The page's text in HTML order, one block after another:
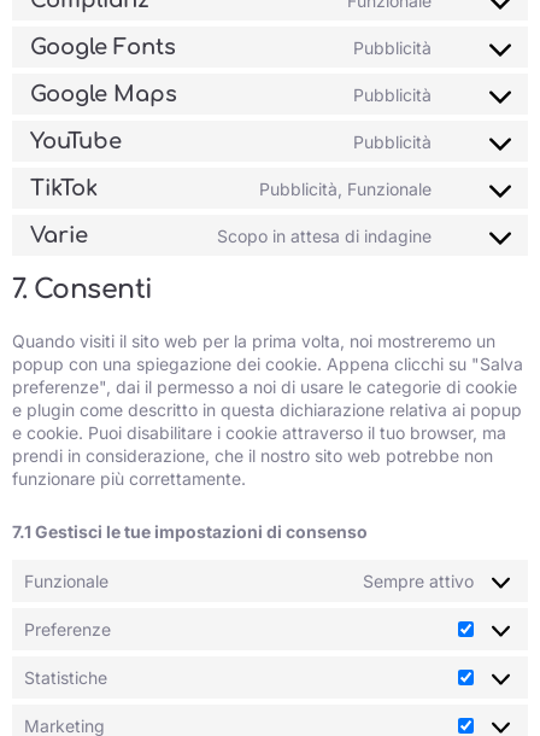
Google Fonts Pubblicità
Google Maps Pubblicità
YouTube Pubblicità
TikTok Pubblicità, Funzionale
Varie Scopo in attesa di indagine
7. Consenti
Quando visiti il sito web per la prima volta, noi mostreremo un
popup con una spiegazione dei cookie. Appena clicchi su "Salva
preferenze", dai il permesso a noi di usare le categorie di cookie
e plugin come descritto in questa dichiarazione relativa ai popup
e cookie. Puoi disabilitare i cookie attraverso il tuo browser, ma
prendi in considerazione, che il nostro sito web potrebbe non
funzionare più correttamente.
7.1 Gestisci le tue impostazioni di consenso
Funzionale Sempre attivo
Preferenze
Statistiche
Marketing